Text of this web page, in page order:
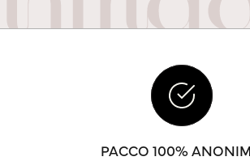
PACCO 100%